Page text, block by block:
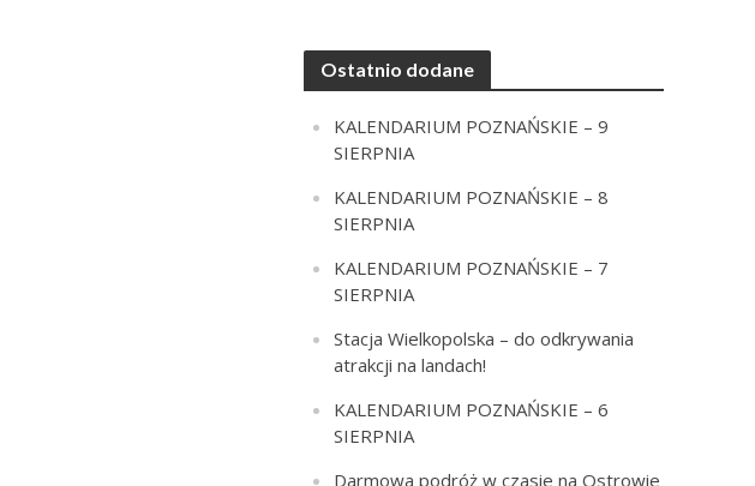
Ostatnio dodane
KALENDARIUM POZNAŃSKIE – 9
SIERPNIA
KALENDARIUM POZNAŃSKIE – 8
SIERPNIA
KALENDARIUM POZNAŃSKIE – 7
SIERPNIA
Stacja Wielkopolska – do odkrywania
atrakcji na landach!
KALENDARIUM POZNAŃSKIE – 6
SIERPNIA
Darmowa podróż w czasie na Ostrowie